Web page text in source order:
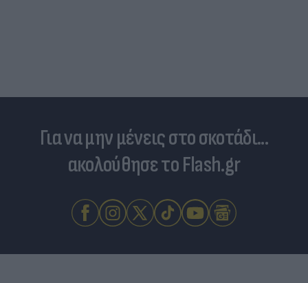
Για να μην μένεις στο σκοτάδι...
ακολούθησε το Flash.gr